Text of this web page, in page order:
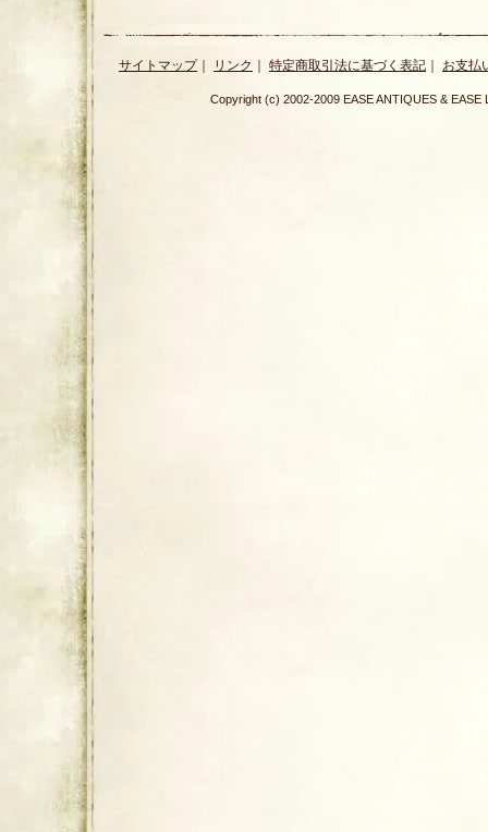
サイトマップ｜ リンク ｜ 特定商取引法に基づく表記 ｜ お支払
Copyright (c) 2002-2009 EASE ANTIQUES &